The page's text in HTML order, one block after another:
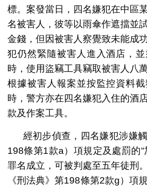
標。案發當日，四名嫌犯在中區
名被害人，彼等以雨傘作遮擋並
金錢，但因被害人察覺致未能成
犯仍然緊隨被害人進入酒店，
時，使用盜竊工具竊取被害人八
根據被害人報案並按監控資料
時，警方亦在四名嫌犯入住的酒
款及作案工具。
經初步偵查，四名嫌犯涉嫌
198條第1款a）項規定及處罰的“
罪名成立，可被判處至五年徒刑
《刑法典》第198條第2款g）項